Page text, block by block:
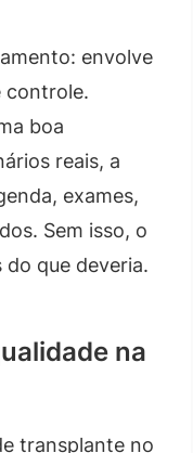
envolve
controle.
boa
reais, a
exames,
Sem isso, o
que deveria.
na
transplante no